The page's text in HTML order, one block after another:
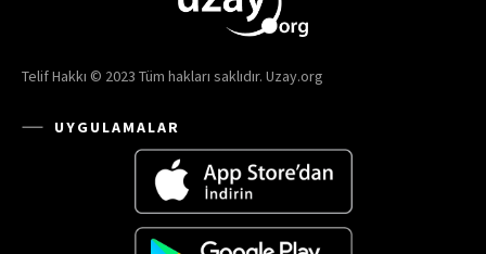
Telif Hakkı © 2023 Tüm hakları saklıdır. Uzay.org
UYGULAMALAR